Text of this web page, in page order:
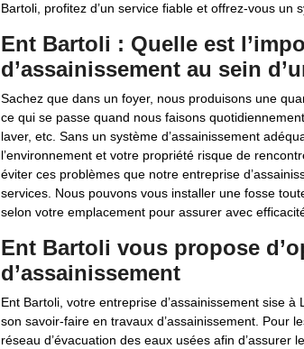
Bartoli, profitez d’un service fiable et offrez-vous un
Ent Bartoli : Quelle est
d’assainissement au sein
Sachez que dans un foyer, nous produisons une
ce qui se passe quand nous faisons
laver, etc. Sans un système d’assainissement
l’environnement et votre propriété risque de
éviter ces problèmes que notre entreprise
services. Nous pouvons vous installer une fosse
selon votre emplacement pour assurer avec
Ent Bartoli vous propose
d’assainissement
Ent Bartoli, votre entreprise d’assainissement sise
son savoir-faire en travaux d’assainissement. Pour
réseau d’évacuation des eaux usées afin d’assurer